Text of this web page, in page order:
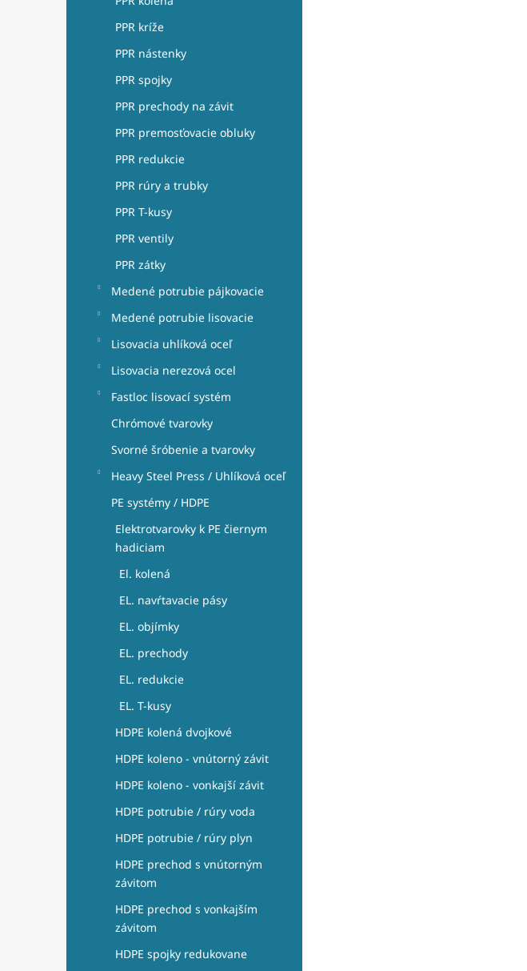
PPR kríže
PPR nástenky
PPR spojky
PPR prechody na závit
PPR premosťovacie obluky
PPR redukcie
PPR rúry a trubky
PPR T-kusy
PPR ventily
PPR zátky
Medené potrubie pájkovacie
Medené potrubie lisovacie
Lisovacia uhlíková oceľ
Lisovacia nerezová ocel
Fastloc lisovací systém
Chrómové tvarovky
Svorné šróbenie a tvarovky
Heavy Steel Press / Uhlíková oceľ
PE systémy / HDPE
Elektrotvarovky k PE čiernym
hadiciam
El. kolená
EL. navŕtavacie pásy
EL. objímky
EL. prechody
EL. redukcie
EL. T-kusy
HDPE kolená dvojkové
HDPE koleno - vnútorný závit
HDPE koleno - vonkajší závit
HDPE potrubie / rúry voda
HDPE potrubie / rúry plyn
HDPE prechod s vnútorným
závitom
HDPE prechod s vonkajším
závitom
HDPE spojky redukovane